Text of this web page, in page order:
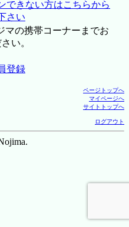
できない方はこちらから
さい
の携帯コーナーまでお
い。
登録
ページトップへ
マイページへ
サイトトップへ
ログアウト